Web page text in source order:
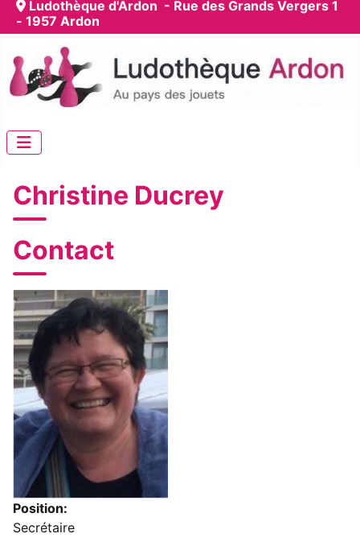
Ludothèque d'Ardon - Rue des Grands Vergers 1
- 1957 Ardon
Christine Ducrey
Contact
Position:
Secrétaire